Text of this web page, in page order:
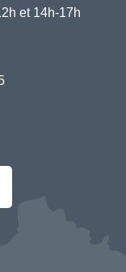
et 14h-17h